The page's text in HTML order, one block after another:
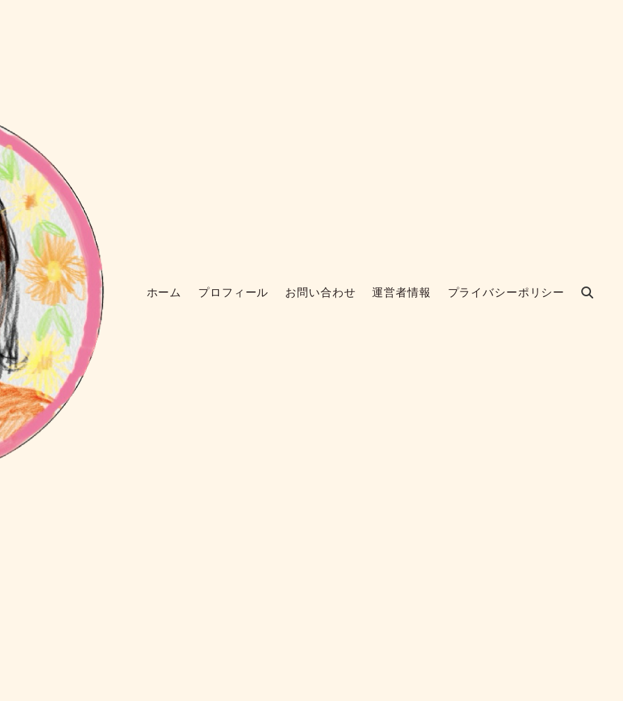
ホーム プロフィール お問い合わせ 運営者情報 プライバシーポリシー